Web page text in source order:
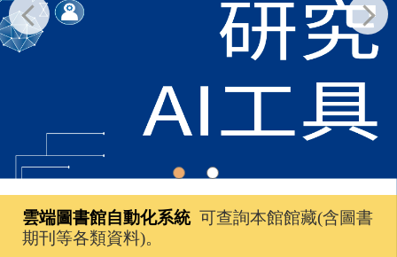
雲端圖書館自動化系統 可查詢本館館藏(含圖書
期刊等各類資料)。